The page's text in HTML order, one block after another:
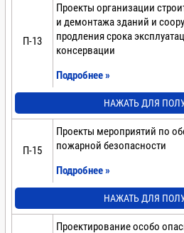
П-13
Проекты организации
и демонтажа зданий и
продления срока
консервации
Подробнее »
НАЖАТЬ ДЛЯ
П-15
Проекты мероприятий по
пожарной безопасности
Подробнее »
НАЖАТЬ ДЛЯ
Проектирование особо